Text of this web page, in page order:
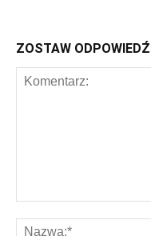
ZOSTAW ODPOWIEDŹ